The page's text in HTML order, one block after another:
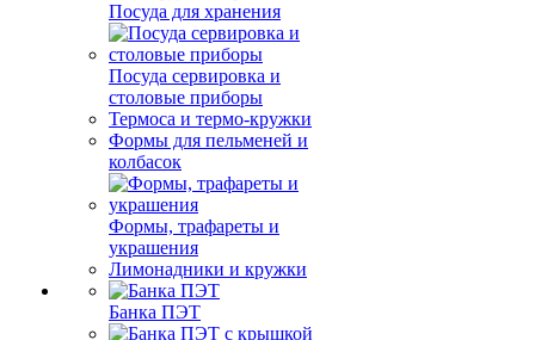
Посуда для хранения
Посуда сервировка и
столовые приборы
Термоса и термо-кружки
Формы для пельменей и
колбасок
Формы, трафареты и
украшения
Лимонадники и кружки
Банка ПЭТ